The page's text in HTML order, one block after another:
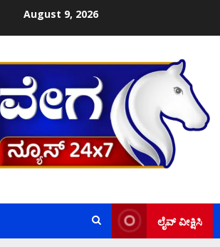
August 9, 2026
ಲೈವ್ ವೀಕ್ಷಿಸಿ